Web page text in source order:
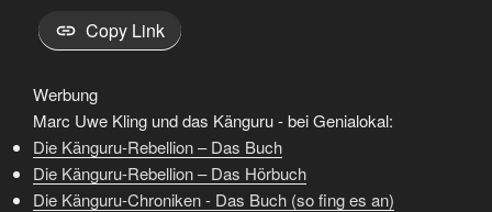
Copy Link
Werbung
Marc Uwe Kling und das Känguru - bei Genialokal:
Die Känguru-Rebellion – Das Buch
Die Känguru-Rebellion – Das Hörbuch
Die Känguru-Chroniken - Das Buch (so fing es an)